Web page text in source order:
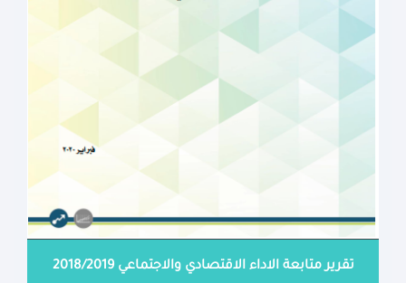
تقرير متابعة الاداء الاقتصادي والاجتماعي 2018/2019